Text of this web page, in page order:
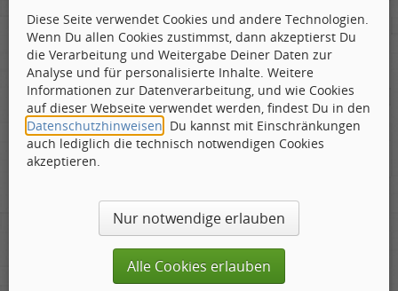
01 Tom Cody 310
02 Xanadu 300
03 Stattmeister 288
04 Triskell 285
05 Napoleon Wilson 284
Ehe der Hahn zweimal kräht......
Diese Seite verwendet Cookies und andere Technologien.
Wenn Du allen Cookies zustimmst, dann akzeptierst Du
die Verarbeitung und Weitergabe Deiner Daten zur
Analyse und für personalisierte Inhalte. Weitere
Informationen zur Datenverarbeitung, und wie Cookies
auf dieser Webseite verwendet werden, findest Du in den
Datenschutzhinweisen . Du kannst mit Einschränkungen
auch lediglich die technisch notwendigen Cookies
akzeptieren.
Nur notwendige erlauben
Alle Cookies erlauben